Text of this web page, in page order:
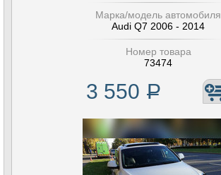
Марка/модель автомобиля
Audi Q7 2006 - 2014
Номер товара
73474
3 550 Р